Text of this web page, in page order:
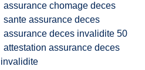
assurance chomage deces
sante assurance deces
assurance deces invalidite 50
attestation assurance deces
invalidite